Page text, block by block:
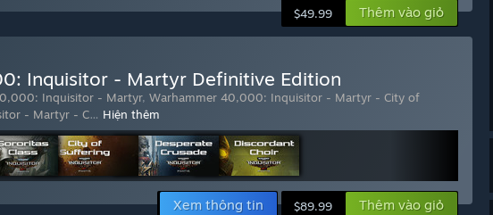
$49.99 Thêm vào giỏ
Inquisitor - Martyr Definitive Edition
Inquisitor - Martyr, Warhammer 40,000: Inquisitor - Martyr - City of
- Martyr - C… Hiện thêm
Xem thông tin $89.99 Thêm vào giỏ